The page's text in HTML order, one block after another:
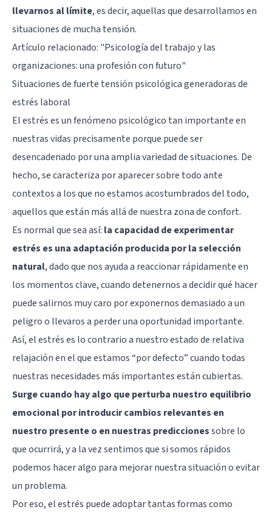
llevarnos al límite, es decir, aquellas que desarrollamos en
situaciones de mucha tensión.
Artículo relacionado: "Psicología del trabajo y las
organizaciones: una profesión con futuro"
Situaciones de fuerte tensión psicológica generadoras de
estrés laboral
El estrés es un fenómeno psicológico tan importante en
nuestras vidas precisamente porque puede ser
desencadenado por una amplia variedad de situaciones. De
hecho, se caracteriza por aparecer sobre todo ante
contextos a los que no estamos acostumbrados del todo,
aquellos que están más allá de nuestra zona de confort.
Es normal que sea así: la capacidad de experimentar
estrés es una adaptación producida por la selección
natural, dado que nos ayuda a reaccionar rápidamente en
los momentos clave, cuando detenernos a decidir qué hacer
puede salirnos muy caro por exponernos demasiado a un
peligro o llevaros a perder una oportunidad importante.
Así, el estrés es lo contrario a nuestro estado de relativa
relajación en el que estamos “por defecto” cuando todas
nuestras necesidades más importantes están cubiertas.
Surge cuando hay algo que perturba nuestro equilibrio
emocional por introducir cambios relevantes en
nuestro presente o en nuestras prediccionessobre lo
que ocurrirá, y a la vez sentimos que si somos rápidos
podemos hacer algo para mejorar nuestra situación o evitar
un problema.
Por eso, el estrés puede adoptar tantas formas como